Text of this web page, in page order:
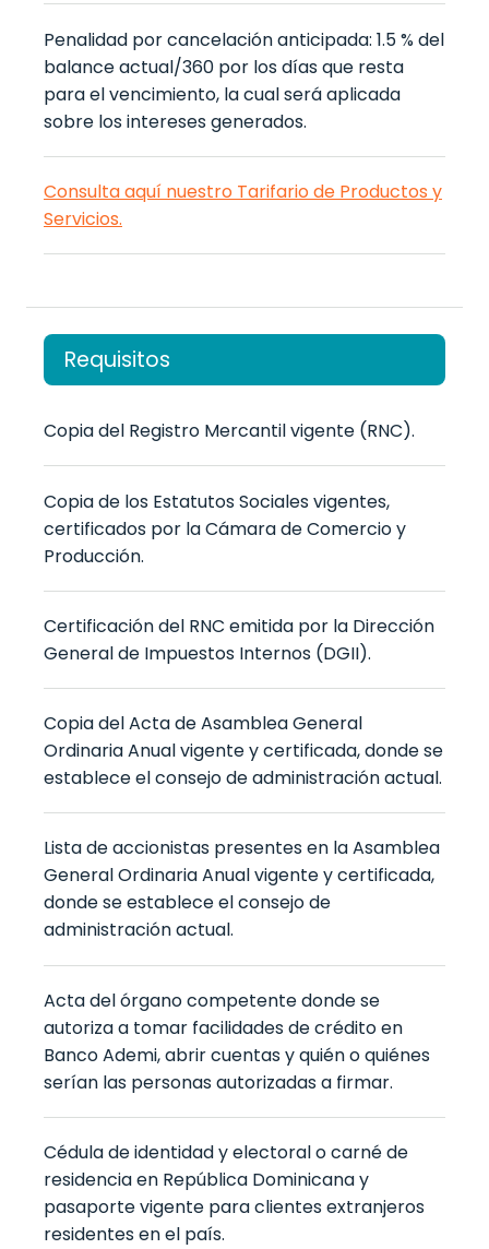
Penalidad por cancelación anticipada: 1.5 % del
balance actual/360 por los días que resta
para el vencimiento, la cual será aplicada
sobre los intereses generados.
Consulta aquí nuestro Tarifario de Productos y
Servicios.
Requisitos
Copia del Registro Mercantil vigente (RNC).
Copia de los Estatutos Sociales vigentes,
certificados por la Cámara de Comercio y
Producción.
Certificación del RNC emitida por la Dirección
General de Impuestos Internos (DGII).
Copia del Acta de Asamblea General
Ordinaria Anual vigente y certificada, donde se
establece el consejo de administración actual.
Lista de accionistas presentes en la Asamblea
General Ordinaria Anual vigente y certificada,
donde se establece el consejo de
administración actual.
Acta del órgano competente donde se
autoriza a tomar facilidades de crédito en
Banco Ademi, abrir cuentas y quién o quiénes
serían las personas autorizadas a firmar.
Cédula de identidad y electoral o carné de
residencia en República Dominicana y
pasaporte vigente para clientes extranjeros
residentes en el país.